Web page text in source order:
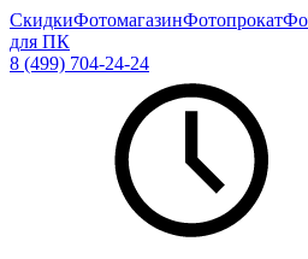
СкидкиФотомагазинФотопрокат
для ПК
8 (499) 704-24-24